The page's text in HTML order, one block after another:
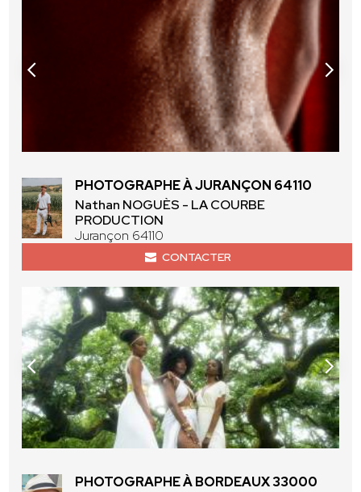
PHOTOGRAPHE À JURANÇON 64110
Nathan NOGUÈS - LA COURBE
PRODUCTION
Jurançon 64110
CONTACTER
PHOTOGRAPHE À BORDEAUX 33000